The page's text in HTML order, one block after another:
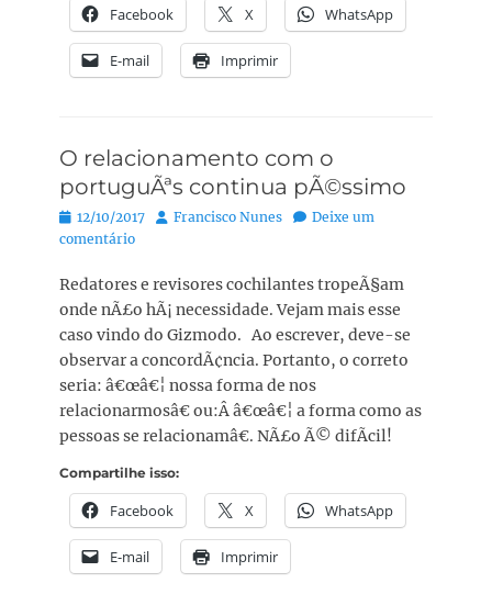
Facebook X WhatsApp
E-mail Imprimir
O relacionamento com o
portuguÃªs continua pÃ©ssimo
Posted
on
12/10/2017 Autor:
Francisco Nunes
Deixe um
comentário
Redatores e revisores cochilantes tropeÃ§am
onde nÃ£o hÃ¡ necessidade. Vejam mais esse
caso vindo do Gizmodo. Ao escrever, deve-se
observar a concordÃ¢ncia. Portanto, o correto
seria: â€œâ€¦ nossa forma de nos
relacionarmosâ€ ou:Â â€œâ€¦ a forma como as
pessoas se relacionamâ€. NÃ£o Ã© difÃ­cil!
Compartilhe isso:
Facebook X WhatsApp
E-mail Imprimir